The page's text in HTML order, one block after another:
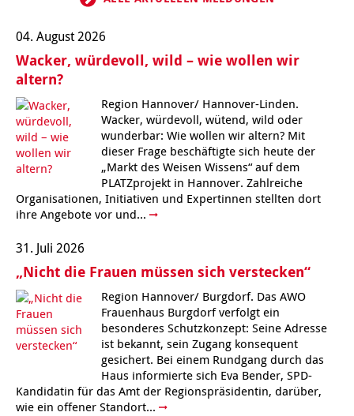
“Mäuseburg” / Familienzentrum
Kindertagesstätte Langes Feld “Deisterspatzen”
Kindertagesstätte Moorlilienweg /
Familienzentrum
Kindertagesstätte Petermannstraße /
Familienzentrum
Kindertagesstätte Pfarrlandplatz
Kindertagesstätte Rosenbergstraße
Krippe Schleswiger Straße
Kindertagesstätte Schneiderberg
Kindertagesstätte Hiltrud-Grote-Weg
Kindertagesstätte Johannes-Lau-Hof
Kindertagesstätte Kapellenbrink /
Familienzentrum
Kindertagesstätte Klaus-Müller-Kilian-Weg /
“Mäuseburg” / Familienzentrum
Kindertagesstätte König-Ludwig-Straße
Kindertagesstätte Langes Feld “Deisterspatzen”
Kindertagesstätte Levester Straße
Offene Sprach-Sprechstunde
Kindertagesstätte Moorlilienweg /
Familienzentrum
04. August 2026
Wacker, würdevoll, wild – wie wollen wir
altern?
Region Hannover/ Hannover-Linden.
Wacker, würdevoll, wütend, wild oder
wunderbar: Wie wollen wir altern? Mit
dieser Frage beschäftigte sich heute der
„Markt des Weisen Wissens“ auf dem
PLATZprojekt in Hannover. Zahlreiche
Organisationen, Initiativen und Expertinnen stellten dort
ihre Angebote vor und...
31. Juli 2026
„Nicht die Frauen müssen sich verstecken“
Region Hannover/ Burgdorf. Das AWO
Frauenhaus Burgdorf verfolgt ein
besonderes Schutzkonzept: Seine Adresse
ist bekannt, sein Zugang konsequent
gesichert. Bei einem Rundgang durch das
Haus informierte sich Eva Bender, SPD-
Kandidatin für das Amt der Regionspräsidentin, darüber,
wie ein offener Standort...